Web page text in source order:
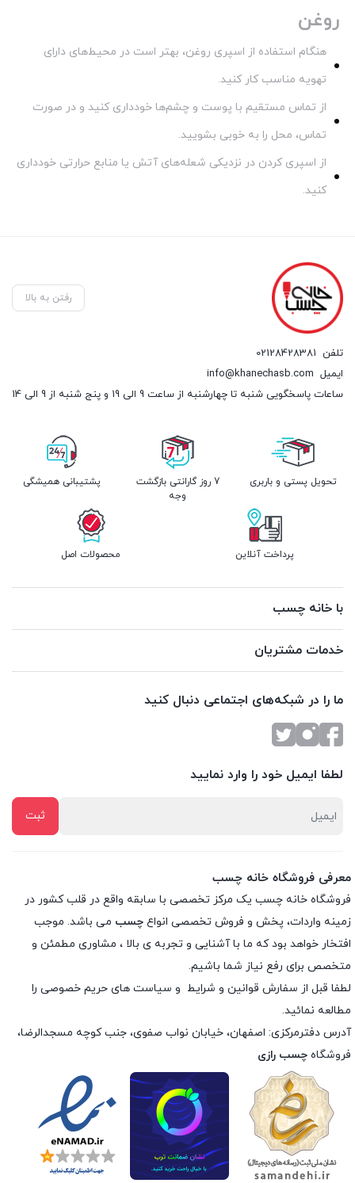
روغن
هنگام استفاده از اسپری روغن، بهتر است در محیط‌های دارای
تهویه مناسب کار کنید.
از تماس مستقیم با پوست و چشم‌ها خودداری کنید و در صورت
تماس، محل را به خوبی بشویید.
از اسپری کردن در نزدیکی شعله‌های آتش یا منابع حرارتی خودداری
کنید.
رفتن به بالا
تلفن 02128428381
ایمیل info@khanechasb.com
ساعات پاسخگویی شنبه تا چهارشنبه از ساعت 9 الی 19 و پنج شنبه از 9 الی 14
تحویل پستی و باربری
7 روز گارانتی بازگشت
وجه
پشتیبانی همیشگی
پرداخت آنلاین محصولات اصل
با خانه چسب
خدمات مشتریان
ما را در شبکه‌های اجتماعی دنبال کنید
لطفا ایمیل خود را وارد نمایید
معرفی فروشگاه خانه چسب
فروشگاه خانه چسب یک مرکز تخصصی با سابقه واقع در قلب کشور در
زمینه واردات، پخش و فروش تخصصی انواع چسب می باشد. موجب
افتخار خواهد بود که ما با آشنایی و تجربه ی بالا ، مشاوری مطمئن و
متخصص برای رفع نیاز شما باشیم.
لطفا قبل از سفارش قوانین و شرایط و سیاست های حریم خصوصی را
مطالعه نمائید.
آدرس دفترمرکزی: اصفهان، خیابان نواب صفوی، جنب کوچه مسجدالرضا،
فروشگاه چسب رازی